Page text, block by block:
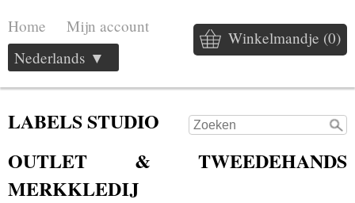
Home Mijn account
Winkelmandje (0)
Nederlands ▼
LABELS STUDIO
OUTLET & TWEEDEHANDS
MERKKLEDIJ